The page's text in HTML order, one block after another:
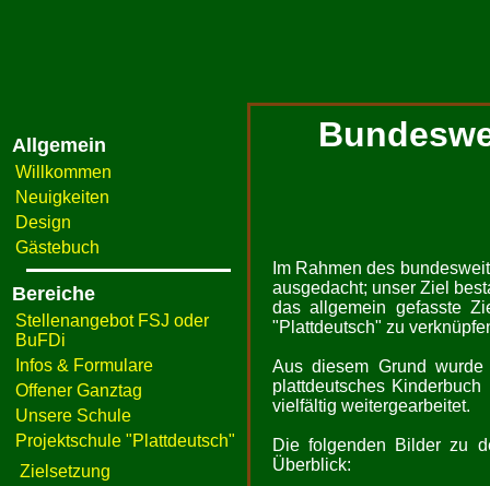
Allgemein
Willkommen
Neuigkeiten
Design
Gästebuch
Bereiche
Stellenangebot FSJ oder
BuFDi
Infos & Formulare
Offener Ganztag
Unsere Schule
Projektschule "Plattdeutsch"
Zielsetzung
Im Rahmen des
ausgedacht; unser Ziel
das allgemein gefasste
"Plattdeutsch" zu
Aus diesem Grund
plattdeutsches
vielfältig weitergearbeitet.
Die folgenden Bilder zu
Überblick: